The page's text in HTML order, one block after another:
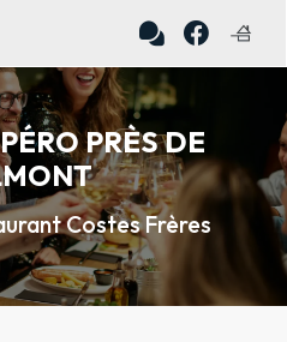
PRÈS DE
Costes Frères